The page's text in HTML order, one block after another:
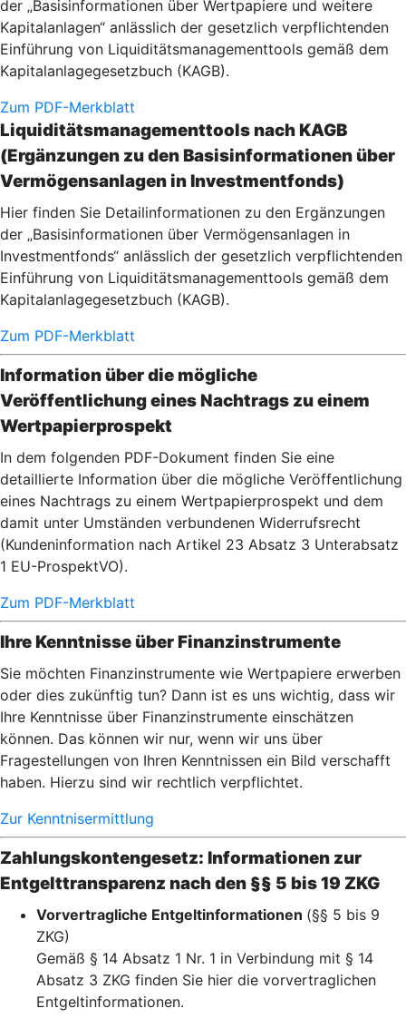
der „Basisinformationen über Wertpapiere und weitere
Kapitalanlagen“ anlässlich der gesetzlich verpflichtenden
Einführung von Liquiditätsmanagementtools gemäß dem
Kapitalanlagegesetzbuch (KAGB).
Zum PDF-Merkblatt
Liquiditätsmanagementtools nach KAGB
(Ergänzungen zu den Basisinformationen über
Vermögensanlagen in Investmentfonds)
Hier finden Sie Detailinformationen zu den Ergänzungen
der „Basisinformationen über Vermögensanlagen in
Investmentfonds“ anlässlich der gesetzlich verpflichtenden
Einführung von Liquiditätsmanagementtools gemäß dem
Kapitalanlagegesetzbuch (KAGB).
Zum PDF-Merkblatt
Information über die mögliche
Veröffentlichung eines Nachtrags zu einem
Wertpapierprospekt
In dem folgenden PDF-Dokument finden Sie eine
detaillierte Information über die mögliche Veröffentlichung
eines Nachtrags zu einem Wertpapierprospekt und dem
damit unter Umständen verbundenen Widerrufsrecht
(Kundeninformation nach Artikel 23 Absatz 3 Unterabsatz
1 EU-ProspektVO).
Zum PDF-Merkblatt
Ihre Kenntnisse über Finanzinstrumente
Sie möchten Finanzinstrumente wie Wertpapiere erwerben
oder dies zukünftig tun? Dann ist es uns wichtig, dass wir
Ihre Kenntnisse über Finanzinstrumente einschätzen
können. Das können wir nur, wenn wir uns über
Fragestellungen von Ihren Kenntnissen ein Bild verschafft
haben. Hierzu sind wir rechtlich verpflichtet.
Zur Kenntnisermittlung
Zahlungskontengesetz: Informationen zur
Entgelttransparenz nach den §§ 5 bis 19 ZKG
Vorvertragliche Entgeltinformationen (§§ 5 bis 9
ZKG)
Gemäß § 14 Absatz 1 Nr. 1 in Verbindung mit § 14
Absatz 3 ZKG finden Sie hier die vorvertraglichen
Entgeltinformationen.